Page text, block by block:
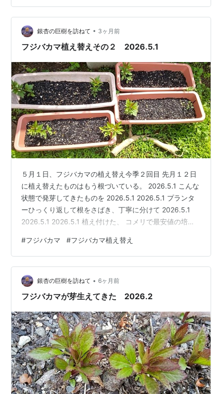
肉たちは スペーシングして風通しをよくしてみました ↓
レッドベリー↓ 乙女心↓ カット芽挿しっ子や多肉弁当だ
った子たち↓ 小さなエケベリアは根が出たばかりだった
ので 焦げち…
銀杏の巨樹を訪ねて • 3ヶ月前
フジバカマ植え替えその２ 2026.5.1
５月１日、フジバカマの植え替え今季２回目 先月１２日
に植え替えたものはもう根づいている。 2026.5.1 こんな
状態で発芽してきたものを 2026.5.1 2026.5.1 プランタ
ーひっくり返して根をさばき、丁寧に分けて 2026.5.1
2026.5.1 2026.5.1 植え付けた、 コメリで最安値の培養
も、お遊びで植え付けてみた。 2026.5.1 ２つに分けて培
養土に潜り込ませた。 2026.5.1 昨年からのプランターで
発芽したものがまだ4プランターある。 日を改めて植え
替えよう。 プランターの置き場所に困り、ここにも一応
おい…
#フジバカマ #フジバカマ植え替え
銀杏の巨樹を訪ねて • 6ヶ月前
フジバカマが芽生えてきた 2026.2